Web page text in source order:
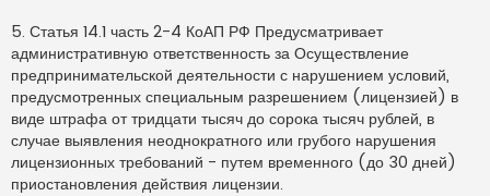
5. Статья 14.1 часть 2-4 КоАП РФ Предусматривает
административную ответственность за Осуществление
предпринимательской деятельности с нарушением условий,
предусмотренных специальным разрешением (лицензией) в
виде штрафа от тридцати тысяч до сорока тысяч рублей, в
случае выявления неоднократного или грубого нарушения
лицензионных требований - путем временного (до 30 дней)
приостановления действия лицензии.